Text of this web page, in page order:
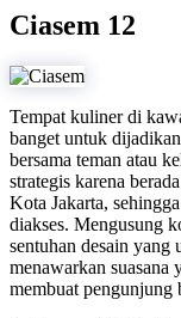
Ciasem 12
Tempat kuliner di
banget untuk
bersama teman atau
strategis karena
Kota Jakarta,
diakses. Mengusung
sentuhan desain yang
menawarkan suasana
membuat pengunjung